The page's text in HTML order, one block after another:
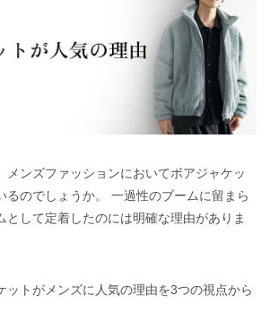
メンズファッションにおいてボアジャケッ
るのでしょうか。 一過性のブームに留まら
として定着したのには明確な理由がありま
ットがメンズに人気の理由を3つの視点から